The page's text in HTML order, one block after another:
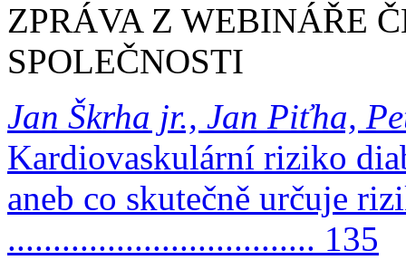
ZPRÁVA Z WEBINÁŘE
SPOLEČNOSTI
Jan Škrha jr., Jan Piťha,
Kardiovaskulární riziko
aneb co skutečně určuje
.................................. 135